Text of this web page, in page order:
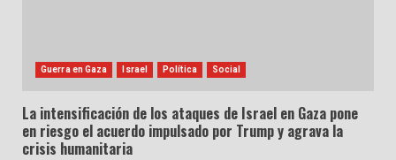
Guerra en Gaza Israel Política Social
La intensificación de los ataques de Israel en Gaza pone
en riesgo el acuerdo impulsado por Trump y agrava la
crisis humanitaria